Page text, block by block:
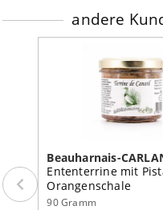
andere
Beauharnais-
Ententerrine mit
Orangenschale
90 Gramm